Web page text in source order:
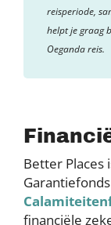
reisperiode,
helpt je graag
Oeganda reis.
Better Places
financiële